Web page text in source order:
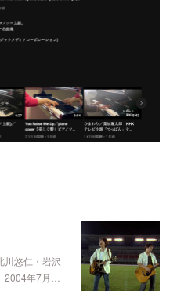
川悠仁・岩沢
2004年7月…